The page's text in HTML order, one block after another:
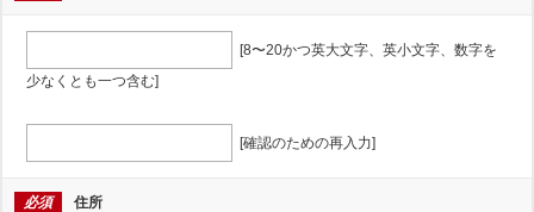
[8〜20かつ英大文字、英小文字、数字を
少なくとも一つ含む]
[確認のための再入力]
必須 住所